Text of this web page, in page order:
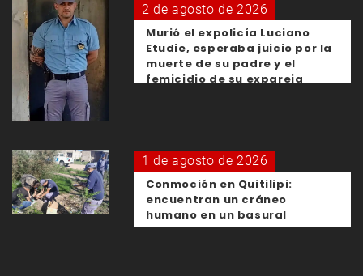
2 de agosto de 2026
Murió el expolicía Luciano
Etudie, esperaba juicio por la
muerte de su padre y el
femicidio de su expareja
1 de agosto de 2026
Conmoción en Quitilipi:
encuentran un cráneo
humano en un basural